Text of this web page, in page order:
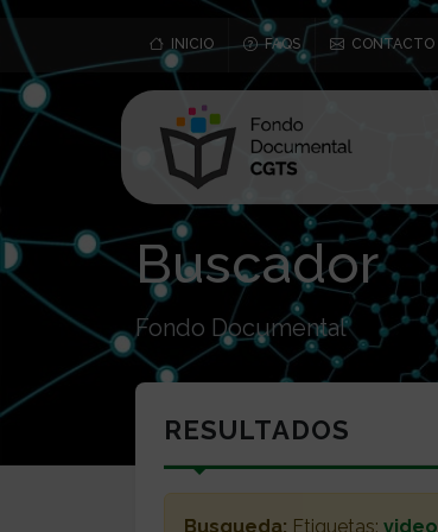
INICIO FAQS CONTACTO
Buscador
Fondo Documental
RESULTADOS
Busqueda: Etiquetas: video